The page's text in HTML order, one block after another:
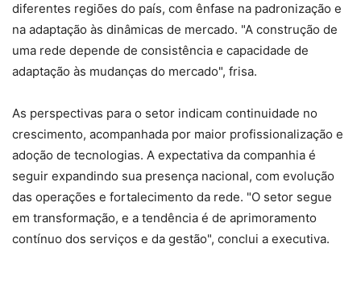
diferentes regiões do país, com ênfase na padronização e
na adaptação às dinâmicas de mercado. "A construção de
uma rede depende de consistência e capacidade de
adaptação às mudanças do mercado", frisa.
As perspectivas para o setor indicam continuidade no
crescimento, acompanhada por maior profissionalização e
adoção de tecnologias. A expectativa da companhia é
seguir expandindo sua presença nacional, com evolução
das operações e fortalecimento da rede. "O setor segue
em transformação, e a tendência é de aprimoramento
contínuo dos serviços e da gestão", conclui a executiva.